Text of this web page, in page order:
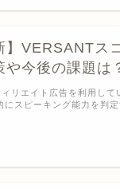
】VERSANTス
や今後の課題は
リエイト広告を利用して
にスピーキング能力を判